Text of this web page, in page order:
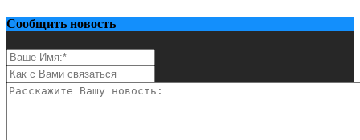
Сообщить новость